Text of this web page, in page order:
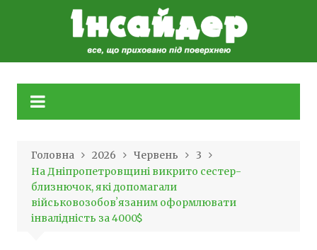
Головна 2026 Червень
3
На Дніпропетровщині викрито сестер-
близнючок, які допомагали
військовозобовʼязаним оформлювати
інвалідність за 4000$